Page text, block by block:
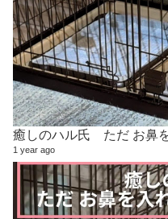
癒しのハル氏 ただ お鼻
1 year ago